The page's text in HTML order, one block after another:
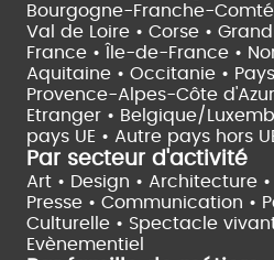
Bourgogne-Franche-Comté
Val de Loire • Corse • Grand
France •
Île-de-France •
Aquitaine • Occitanie •
Provence-Alpes-Côte d'Azur
Etranger • Belgique/
pays UE • Autre pays hors
Par secteur d'activité
Art • Design • Architecture •
Presse • Communication •
Culturelle • Spectacle
Evènementiel